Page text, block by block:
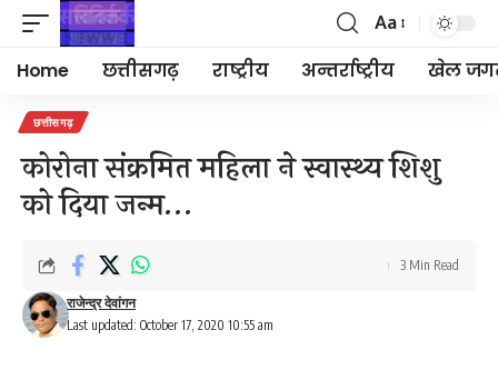
Font
Resizer
Aa
Home छत्तीसगढ़ राष्ट्रीय अन्तर्राष्ट्रीय खेल
छत्तीसगढ़
कोरोना संक्रमित महिला ने स्वास्थ्य शिशु
को दिया जन्म…
Last updated: October 17, 2020 10:55 am
राजेन्द्र देवांगन
3 Min Read